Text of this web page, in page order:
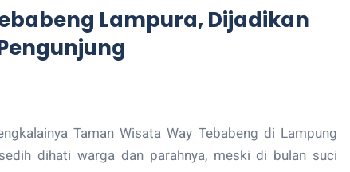
Lampura, Dijadikan
Taman Wisata Way Tebabeng di Lampung
dihati warga dan parahnya, meski di bulan suci